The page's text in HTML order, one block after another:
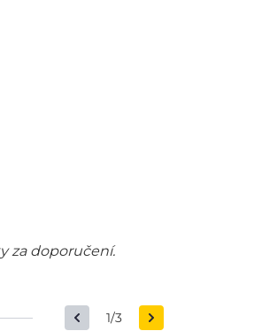
za doporučení.
1/3